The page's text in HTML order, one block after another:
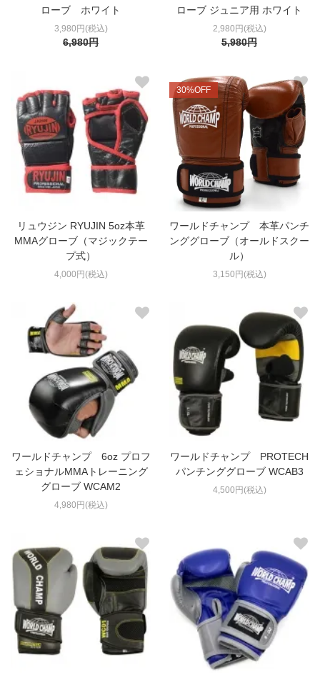
ローブ ホワイト
3,980円(税込)
6,980円
ローブ ジュニア用 ホワイト
2,980円(税込)
5,980円
リュウジン RYUJIN 5oz本革
MMAグローブ（マジックテー
プ式）
4,000円(税込)
30%OFF
ワールドチャンプ 本革パンチ
ンググローブ（オールドスクー
ル）
3,150円(税込)
ワールドチャンプ 6oz プロフ
ェショナルMMAトレーニング
グローブ WCAM2
4,980円(税込)
ワールドチャンプ PROTECH
パンチンググローブ WCAB3
4,500円(税込)